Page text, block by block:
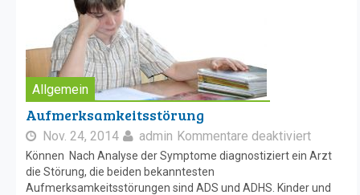
Allgemein
Aufmerksamkeitsstörung
Nov. 24, 2014 admin Kommentare deaktiviert
Können Nach Analyse der Symptome diagnostiziert ein Arzt
die Störung, die beiden bekanntesten
Aufmerksamkeitsstörungen sind ADS und ADHS. Kinder und